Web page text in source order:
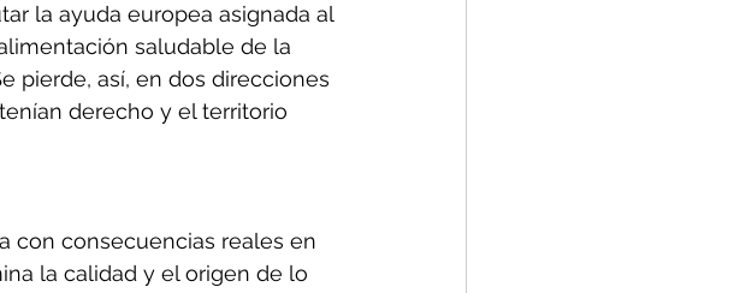
la ayuda europea asignada al
saludable de la
pierde, así, en dos direcciones
derecho y el territorio
con consecuencias reales en
la calidad y el origen de lo